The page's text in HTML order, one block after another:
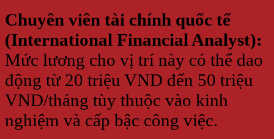
Chuyên viên tài chính quốc tế
(International Financial Analyst):
Mức lương cho vị trí này có thể dao
động từ 20 triệu VND đến 50 triệu
VND/tháng tùy thuộc vào kinh
nghiệm và cấp bậc công việc.